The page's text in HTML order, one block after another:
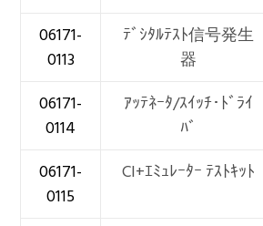
06171-
0113
ﾃﾞｼﾀﾙﾃｽﾄ信号発生
器
06171-
0114
ｱｯﾃﾈｰﾀ/ｽｲｯﾁ･ﾄﾞﾗｲ
ﾊﾞ
06171-
0115
CI+ｴﾐｭﾚｰﾀｰ ﾃｽﾄｷｯﾄ